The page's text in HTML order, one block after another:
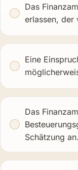
Das
erlassen, der
Eine
Das
Schätzung an.